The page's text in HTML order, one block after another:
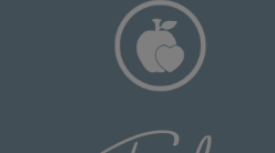
Food
drum, das Essen zu reduzieren.